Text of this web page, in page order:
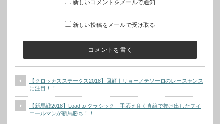
新しいコメントをメールで通知
新しい投稿をメールで受け取る
【クロッカスステークス2018】回顧｜リョーノテソーロのレースセンス
に注目！！
【新馬戦2018】Load to クラシック｜手応え良く直線で抜け出したフィ
エールマンが新馬勝ち！！